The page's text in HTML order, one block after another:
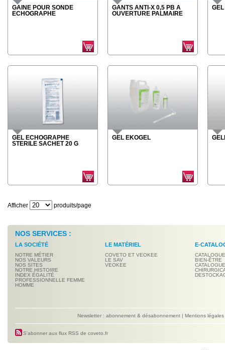
GAINE POUR SONDE
ECHOGRAPHE
GANTS ANTI-X 0,5 PB A
OUVERTURE PALMAIRE
GEL ECHOGRAPHE
STERILE SACHET 20 G
GEL EKOGEL
Afficher produits/page
NOS SERVICES :
LA SOCIÉTÉ
NOTRE MÉTIER
NOS VALEURS
NOS SITES
NOTRE HISTOIRE
INDEX ÉGALITÉ
PROFESSIONNELLE FEMME
HOMME
LE MATÉRIEL
COVETO ET VEOKEE
LE SAV
VEOKEE
E-
BIEN-ÊTRE
Newsletter : abonnement & désabonnement | Mentions légales
S'abonner aux flux RSS de coveto.fr